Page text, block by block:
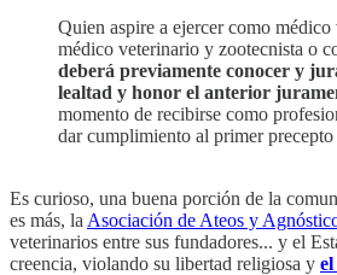
Quien aspire a ejercer como
médico veterinario y zootecnista o
deberá previamente conocer y
lealtad y honor el anterior
momento de recibirse como
dar cumplimiento al primer precepto
Es curioso, una buena porción de la
es más, la Asociación de Ateos y
veterinarios entre sus fundadores... y el
creencia, violando su libertad religiosa y